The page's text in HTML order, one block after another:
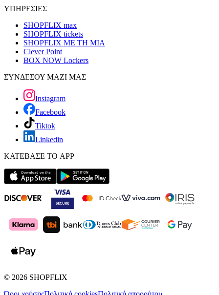
ΥΠΗΡΕΣΙΕΣ
SHOPFLIX max
SHOPFLIX tickets
SHOPFLIX ΜΕ ΤΗ ΜΙΑ
Clever Point
BOX NOW Lockers
ΣΥΝΔΕΣΟΥ ΜΑΖΙ ΜΑΣ
Instagram
Facebook
Tiktok
Linkedin
ΚΑΤΕΒΑΣΕ ΤΟ APP
© 2026 SHOPFLIX